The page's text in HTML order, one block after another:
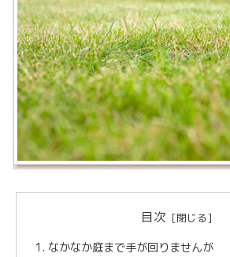
目次
なかなか庭まで手が回りませんが